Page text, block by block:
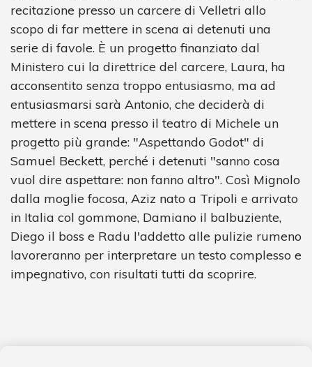
recitazione presso un carcere di Velletri allo
scopo di far mettere in scena ai detenuti una
serie di favole. È un progetto finanziato dal
Ministero cui la direttrice del carcere, Laura, ha
acconsentito senza troppo entusiasmo, ma ad
entusiasmarsi sarà Antonio, che deciderà di
mettere in scena presso il teatro di Michele un
progetto più grande: "Aspettando Godot" di
Samuel Beckett, perché i detenuti "sanno cosa
vuol dire aspettare: non fanno altro". Così Mignolo
dalla moglie focosa, Aziz nato a Tripoli e arrivato
in Italia col gommone, Damiano il balbuziente,
Diego il boss e Radu l'addetto alle pulizie rumeno
lavoreranno per interpretare un testo complesso e
impegnativo, con risultati tutti da scoprire.